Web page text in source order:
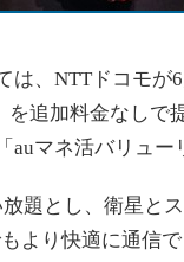
、NTTドコモが
を追加料金なしで
auマネ活バリュ
題とし、衛星と
より快適に通信